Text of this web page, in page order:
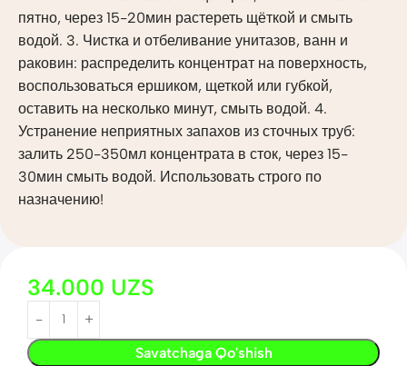
пятно, через 15-20мин растереть щёткой и смыть
водой. 3. Чистка и отбеливание унитазов, ванн и
раковин: распределить концентрат на поверхность,
воспользоваться ершиком, щеткой или губкой,
оставить на несколько минут, смыть водой. 4.
Устранение неприятных запахов из сточных труб:
залить 250-350мл концентрата в сток, через 15-
30мин смыть водой. Использовать строго по
назначению!
34.000 UZS
Savatchaga Qo'shish